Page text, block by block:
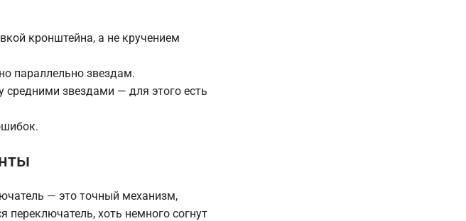
кронштейна, а не кручением
параллельно звездам.
средними звездами — для этого есть
— это точный механизм,
переключатель, хоть немного согнут